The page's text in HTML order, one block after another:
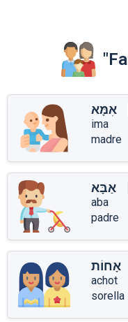
אִמָּא
ima
madre
אַבָּא
aba
padre
אָחוֹת
achot
sorella